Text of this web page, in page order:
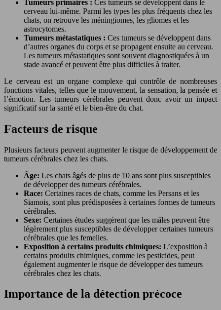
Tumeurs primaires : Ces tumeurs se développent dans le
cerveau lui-même. Parmi les types les plus fréquents chez les
chats, on retrouve les méningiomes, les gliomes et les
astrocytomes.
Tumeurs métastatiques : Ces tumeurs se développent dans
d’autres organes du corps et se propagent ensuite au cerveau.
Les tumeurs métastatiques sont souvent diagnostiquées à un
stade avancé et peuvent être plus difficiles à traiter.
Le cerveau est un organe complexe qui contrôle de nombreuses
fonctions vitales, telles que le mouvement, la sensation, la pensée et
l’émotion. Les tumeurs cérébrales peuvent donc avoir un impact
significatif sur la santé et le bien-être du chat.
Facteurs de risque
Plusieurs facteurs peuvent augmenter le risque de développement de
tumeurs cérébrales chez les chats.
Âge: Les chats âgés de plus de 10 ans sont plus susceptibles
de développer des tumeurs cérébrales.
Race: Certaines races de chats, comme les Persans et les
Siamois, sont plus prédisposées à certaines formes de tumeurs
cérébrales.
Sexe: Certaines études suggèrent que les mâles peuvent être
légèrement plus susceptibles de développer certaines tumeurs
cérébrales que les femelles.
Exposition à certains produits chimiques: L’exposition à
certains produits chimiques, comme les pesticides, peut
également augmenter le risque de développer des tumeurs
cérébrales chez les chats.
Importance de la détection précoce